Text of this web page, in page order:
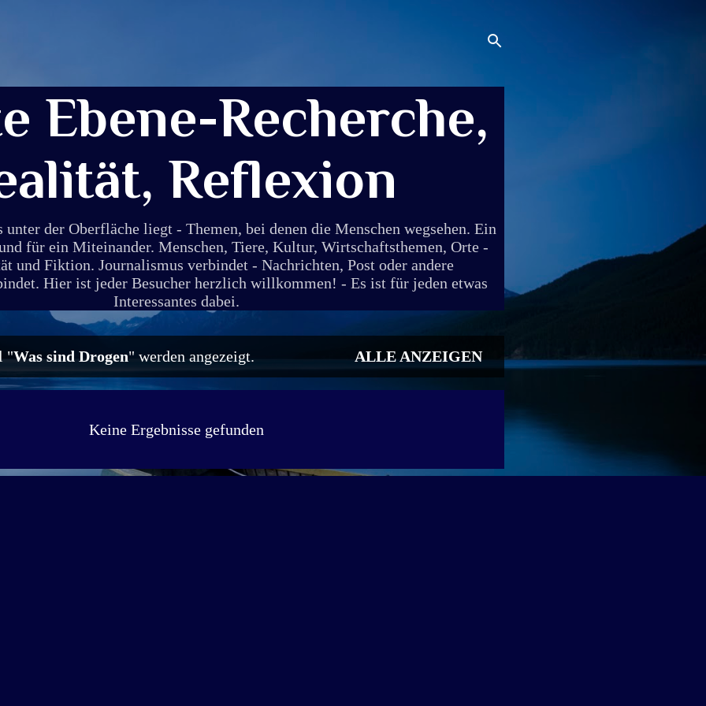
Ebene-Recherche,
Reflexion
unter der Oberfläche liegt - Themen, bei denen die Menschen wegsehen. Ein
für ein Miteinander. Menschen, Tiere, Kultur, Wirtschaftsthemen, Orte -
und Fiktion. Journalismus verbindet - Nachrichten, Post oder andere
Hier ist jeder Besucher herzlich willkommen! - Es ist für jeden etwas
Interessantes dabei.
"Was sind Drogen" werden angezeigt. ALLE ANZEIGEN
Keine Ergebnisse gefunden